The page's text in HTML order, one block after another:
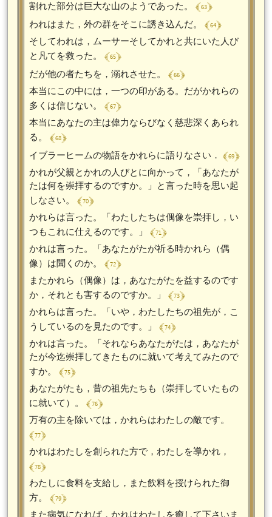
割れた部分は巨大な山のようであった。 ﴾ 63 ﴿
われはまた，外の群をそこに誘き込んだ。 ﴾ 64 ﴿
そしてわれは，ムーサーそしてかれと共にいた人び
と凡てを救った。 ﴾ 65 ﴿
だが他の者たちを，溺れさせた。 ﴾ 66 ﴿
本当にこの中には，一つの印がある。だがかれらの
多くは信じない。 ﴾ 67 ﴿
本当にあなたの主は偉力ならびなく慈悲深くあられ
る。 ﴾ 68 ﴿
イブラーヒームの物語をかれらに語りなさい． ﴾ 69 ﴿
かれが父親とかれの人びとに向かって，「あなたが
たは何を崇拝するのですか。」と言った時を思い起
しなさい。 ﴾ 70 ﴿
かれらは言った。「わたしたちは偶像を崇拝し，い
つもこれに仕えるのです。」 ﴾ 71 ﴿
かれは言った。「あなたがたが祈る時かれら（偶
像）は聞くのか。 ﴾ 72 ﴿
またかれら（偶像）は，あなたがたを益するのです
か，それとも害するのですか。」 ﴾ 73 ﴿
かれらは言った。「いや，わたしたちの祖先が，こ
うしているのを見たのです。」 ﴾ 74 ﴿
かれは言った。「それならあなたがたは，あなたが
たが今迄崇拝してきたものに就いて考えてみたので
すか。 ﴾ 75 ﴿
あなたがたも，昔の祖先たちも（崇拝していたもの
に就いて）。 ﴾ 76 ﴿
万有の主を除いては，かれらはわたしの敵です。
﴾ 77 ﴿
かれはわたしを創られた方で，わたしを導かれ，
﴾ 78 ﴿
わたしに食料を支給し，また飲料を授けられた御
方。 ﴾ 79 ﴿
また病気になれば，かれはわたしを癒して下さいま